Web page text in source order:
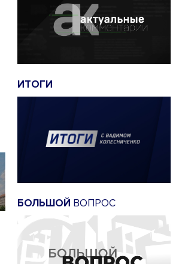
ИТОГИ
БОЛЬШОЙ ВОПРОС